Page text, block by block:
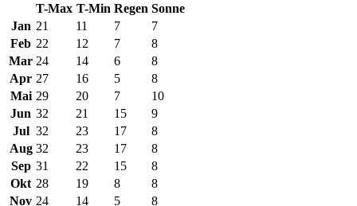
T-Max T-Min Regen Sonne
Jan 21 11 7
7
Feb 22 12 7
8
Mar 24 14 6
8
Apr 27 16 5
8
Mai 29 20 7
10
Jun 32 21 15
9
Jul 32 23 17
8
Aug 32 23 17
8
Sep 31 22 15
8
Okt 28 19 8
8
Nov 24 14 5 8